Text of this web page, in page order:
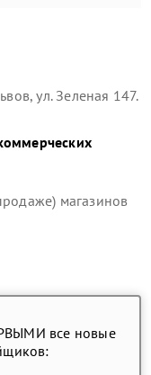
ул. Зеленая 147.
магазинов
все новые